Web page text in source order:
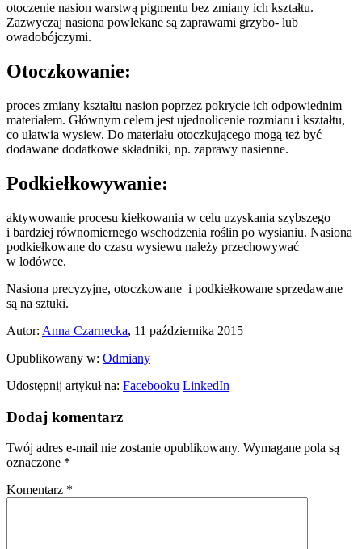
otoczenie nasion warstwą pigmentu bez zmiany ich kształtu.
Zazwyczaj nasiona powlekane są zaprawami grzybo- lub
owadobójczymi.
Otoczkowanie:
proces zmiany kształtu nasion poprzez pokrycie ich odpowiednim
materiałem. Głównym celem jest ujednolicenie rozmiaru i kształtu,
co ułatwia wysiew. Do materiału otoczkującego mogą też być
dodawane dodatkowe składniki, np. zaprawy nasienne.
Podkiełkowywanie:
aktywowanie procesu kiełkowania w celu uzyskania szybszego
i bardziej równomiernego wschodzenia roślin po wysianiu. Nasiona
podkiełkowane do czasu wysiewu należy przechowywać
w lodówce.
Nasiona precyzyjne, otoczkowane i podkiełkowane sprzedawane
są na sztuki.
Autor: Anna Czarnecka, 11 października 2015
Opublikowany w: Odmiany
Udostępnij artykuł na: Facebooku LinkedIn
Dodaj komentarz
Twój adres e-mail nie zostanie opublikowany. Wymagane pola są
oznaczone *
Komentarz *